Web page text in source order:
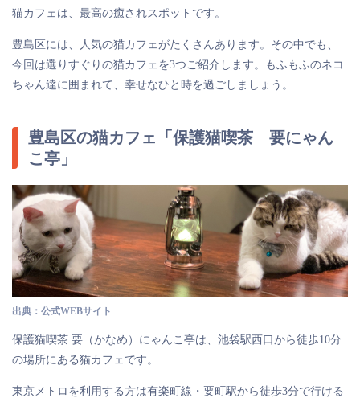
猫カフェは、最高の癒されスポットです。
豊島区には、人気の猫カフェがたくさんあります。その中でも、
今回は選りすぐりの猫カフェを3つご紹介します。もふもふのネコ
ちゃん達に囲まれて、幸せなひと時を過ごしましょう。
豊島区の猫カフェ「保護猫喫茶 要にゃん
こ亭」
出典：公式WEBサイト
保護猫喫茶 要（かなめ）にゃんこ亭は、池袋駅西口から徒歩10分
の場所にある猫カフェです。
東京メトロを利用する方は有楽町線・要町駅から徒歩3分で行ける